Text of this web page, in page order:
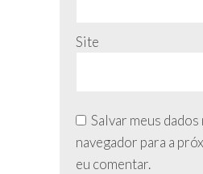
Site
Salvar meus dados
navegador para a
eu comentar.